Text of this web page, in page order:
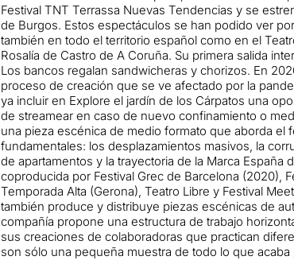
Festival TNT Terrassa Nuevas Tendencias y se
de Burgos. Estos espectáculos se han podido ver
también en todo el territorio español como en el
Rosalía de Castro de A Coruña. Su primera salida
Los bancos regalan sandwicheras y chorizos. En
proceso de creación que se ve afectado por la
ya incluir en Explore el jardín de los Cárpatos una
de streamear en caso de nuevo confinamiento o
una pieza escénica de medio formato que aborda el
fundamentales: los desplazamientos masivos, la
de apartamentos y la trayectoria de la Marca España
coproducida por Festival Grec de Barcelona (2020),
Temporada Alta (Gerona), Teatro Libre y Festival
también produce y distribuye piezas escénicas de
compañía propone una estructura de trabajo
sus creaciones de colaboradoras que practican
son sólo una pequeña muestra de todo lo que acaba